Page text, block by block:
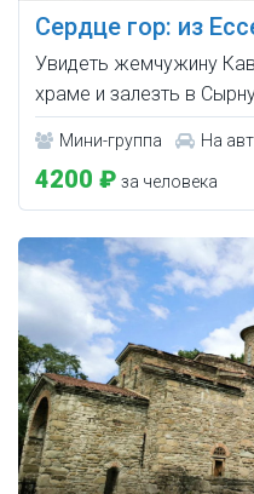
Сердце гор: из
Увидеть жемчужину
храме и залезть в
Мини-группа На
4200 ₽ за человека